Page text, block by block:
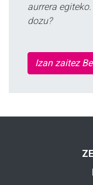
aurrera
dozu?
Izan zaitez